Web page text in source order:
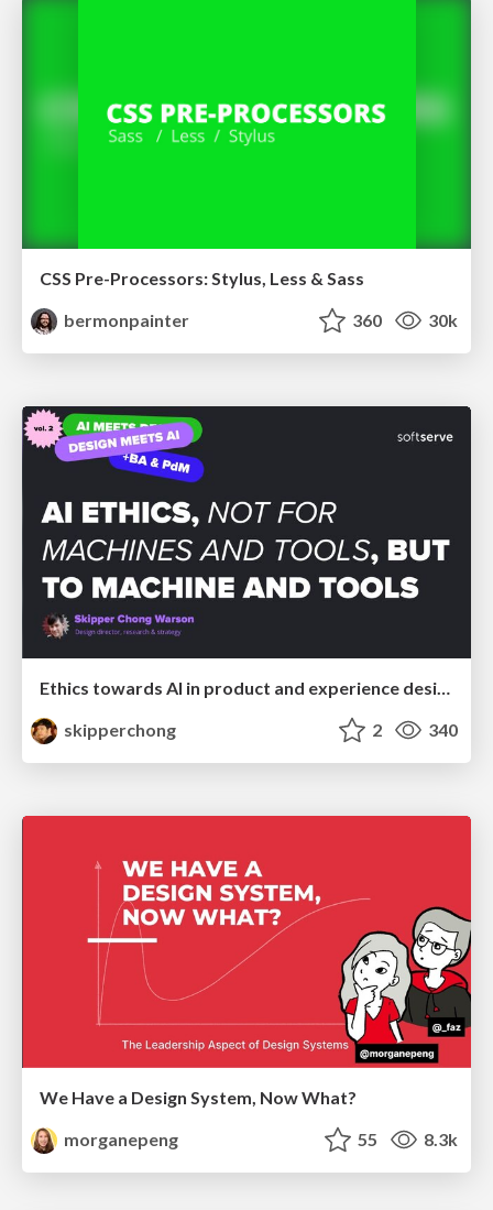
CSS Pre-Processors: Stylus, Less & Sass
bermonpainter
360 30k
Ethics towards AI in product and experience design
skipperchong
2 340
We Have a Design System, Now What?
morganepeng
55 8.3k